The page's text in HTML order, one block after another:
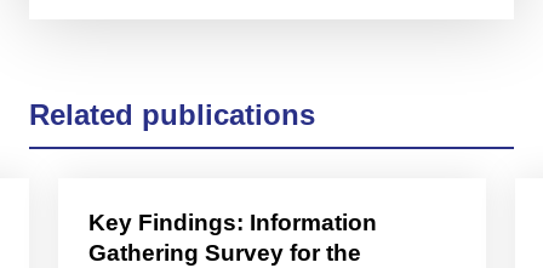
Related publications
Key Findings: Information
Gathering Survey for the